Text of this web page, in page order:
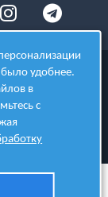
было удобнее.
в
с